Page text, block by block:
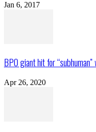
Jan 6, 2017
BPO giant hit for
Apr 26, 2020